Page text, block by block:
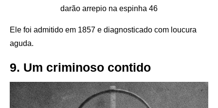
darão arrepio na espinha 46
Ele foi admitido em 1857 e diagnosticado com loucura
aguda.
9. Um criminoso contido